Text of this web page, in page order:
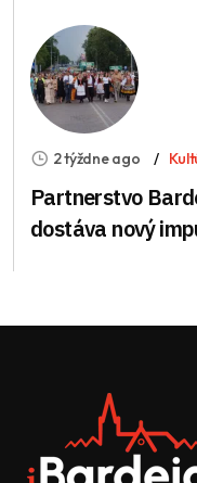
2 týždne ago
Partnerstvo
dostáva nový